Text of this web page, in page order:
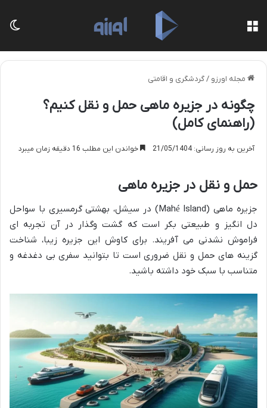
مجله اورزو /گردشگری و اقامتی
چگونه در جزیره ماهی حمل و نقل کنیم؟
(راهنمای کامل)
آخرین به روز رسانی: 21/05/1404 خواندن این مطلب 16 دقیقه زمان میبرد
حمل و نقل در جزیره ماهی
جزیره ماهی (Mahé Island) در سیشل، بهشتی گرمسیری با سواحل
دل انگیز و طبیعتی بکر است که گشت وگذار در آن تجربه ای
فراموش نشدنی می آفریند. برای کاوش این جزیره زیبا، شناخت
گزینه های حمل و نقل ضروری است تا بتوانید سفری بی دغدغه و
متناسب با سبک خود داشته باشید.